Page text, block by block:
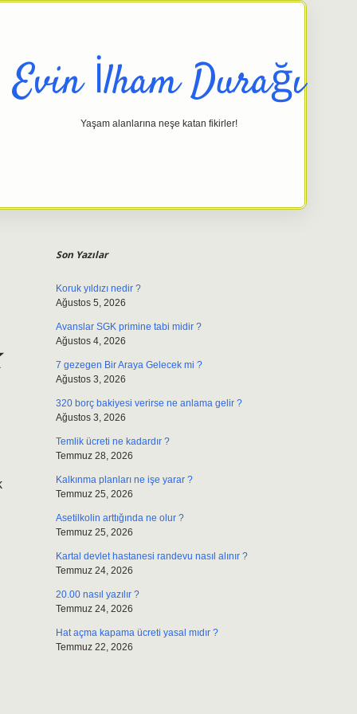
Evin İlham Durağı
Yaşam alanlarına neşe katan fikirler!
Son Yazılar
Koruk yıldızı nedir ?
Ağustos 5, 2026
Avanslar SGK primine tabi midir ?
Ağustos 4, 2026
7 gezegen Bir Araya Gelecek mi ?
Ağustos 3, 2026
320 borç bakiyesi verirse ne anlama gelir ?
Ağustos 3, 2026
Temlik ücreti ne kadardır ?
Temmuz 28, 2026
Kalkınma planları ne işe yarar ?
Temmuz 25, 2026
Asetilkolin arttığında ne olur ?
Temmuz 25, 2026
Kartal devlet hastanesi randevu nasıl alınır ?
Temmuz 24, 2026
20.00 nasıl yazılır ?
Temmuz 24, 2026
Hat açma kapama ücreti yasal mıdır ?
Temmuz 22, 2026